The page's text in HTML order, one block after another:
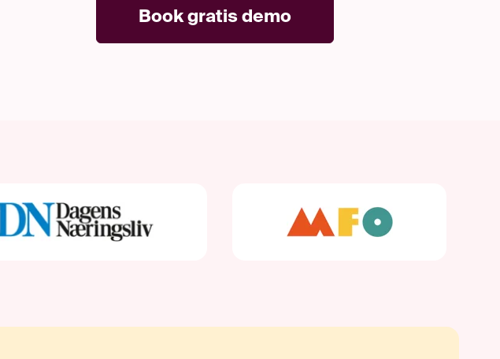
Book gratis demo